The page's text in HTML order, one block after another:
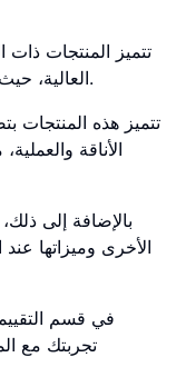
تتميز المنتجات ذات
العالية، حيث توفر للمستهلك تجربة فريدة ومتميزة.
تتميز هذه المنتجات
الأناقة
بالإضافة إلى
الأخرى وميزاتها
في قسم
تجربتك مع